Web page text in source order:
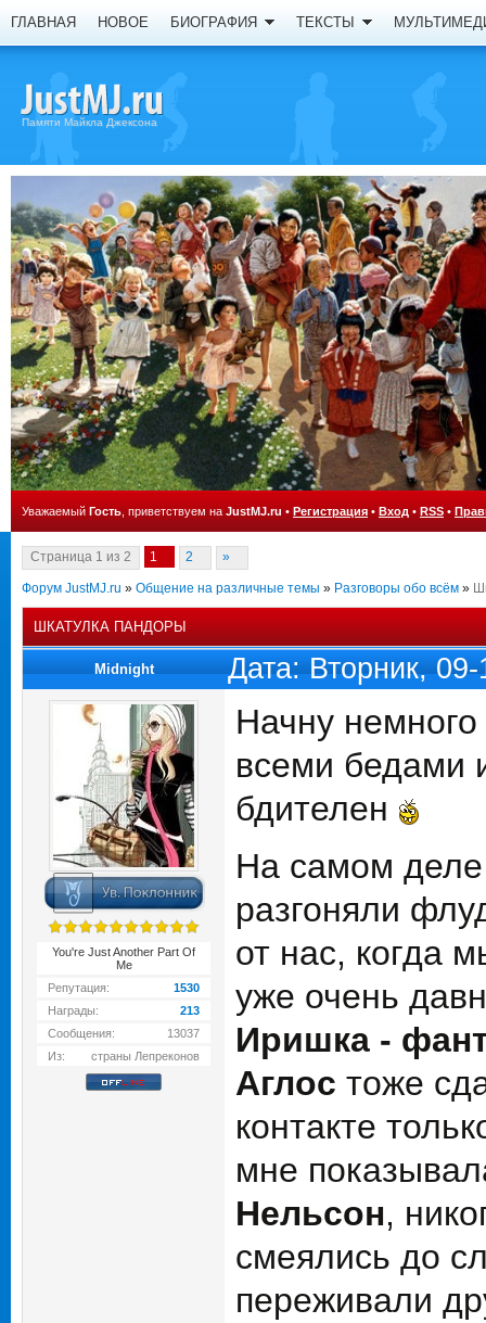
ГЛАВНАЯ НОВОЕ БИОГРАФИЯ ТЕКСТЫ
Памяти Майкла Джексона
Уважаемый Гость , приветствуем на JustMJ.ru • Регистрация • Вход • RSS •
Страница 1 из 2 1 2 »
Форум JustMJ.ru » Общение на различные темы » Разговоры обо всём »
ШКАТУЛКА ПАНДОРЫ
Midnight Дата: Вторник,
You're Just Another Part Of
Me
Репутация:
1530
Награды:
213
Сообщения:
13037
Из:
страны Лепреконов
Начну
всеми бедами
бдителен
На самом
разгоняли
от нас, когда
уже очень
Иришка -
Аглос тоже
контакте
мне
Нельсон,
смеялись до
переживали